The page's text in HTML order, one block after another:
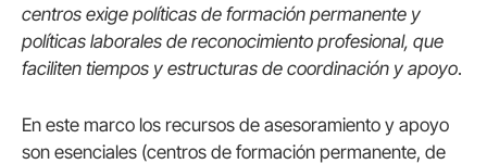
centros exige políticas de formación permanente y
políticas laborales de reconocimiento profesional, que
faciliten tiempos y estructuras de coordinación y apoyo.
En este marco los recursos de asesoramiento y apoyo
son esenciales (centros de formación permanente, de